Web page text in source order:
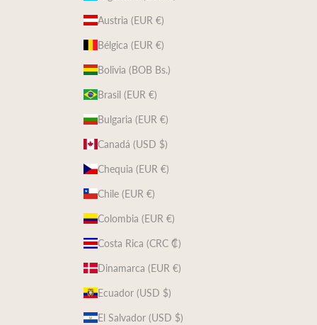
Austria (EUR €)
Bélgica (EUR €)
Bolivia (BOB Bs.)
Brasil (EUR €)
Bulgaria (EUR €)
Canadá (USD $)
Chequia (EUR €)
Chile (EUR €)
Colombia (EUR €)
Costa Rica (CRC ₡)
Dinamarca (EUR €)
Ecuador (USD $)
El Salvador (USD $)